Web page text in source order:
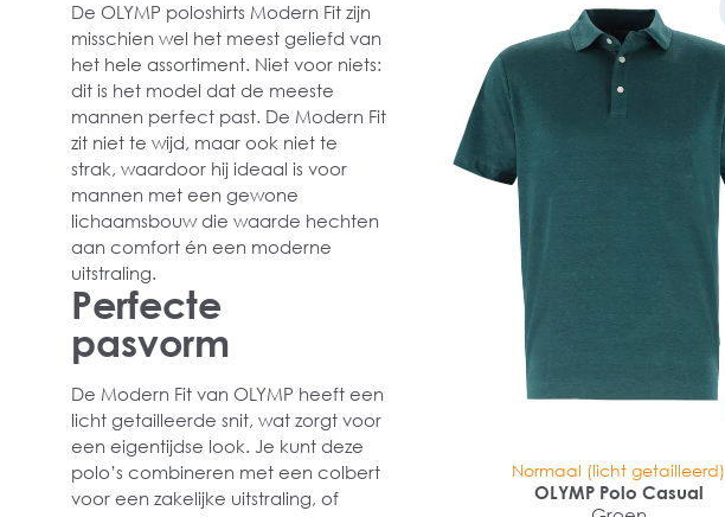
De OLYMP poloshirts Modern Fit zijn
misschien wel het meest geliefd van
het hele assortiment. Niet voor niets:
dit is het model dat de meeste
mannen perfect past. De Modern Fit
zit niet te wijd, maar ook niet te
strak, waardoor hij ideaal is voor
mannen met een gewone
lichaamsbouw die waarde hechten
aan comfort én een moderne
uitstraling.
Perfecte
pasvorm
De Modern Fit van OLYMP heeft een
licht getailleerde snit, wat zorgt voor
een eigentijdse look. Je kunt deze
polo’s combineren met een colbert
voor een zakelijke uitstraling, of
Normaal (licht getailleerd)
OLYMP Polo Casual